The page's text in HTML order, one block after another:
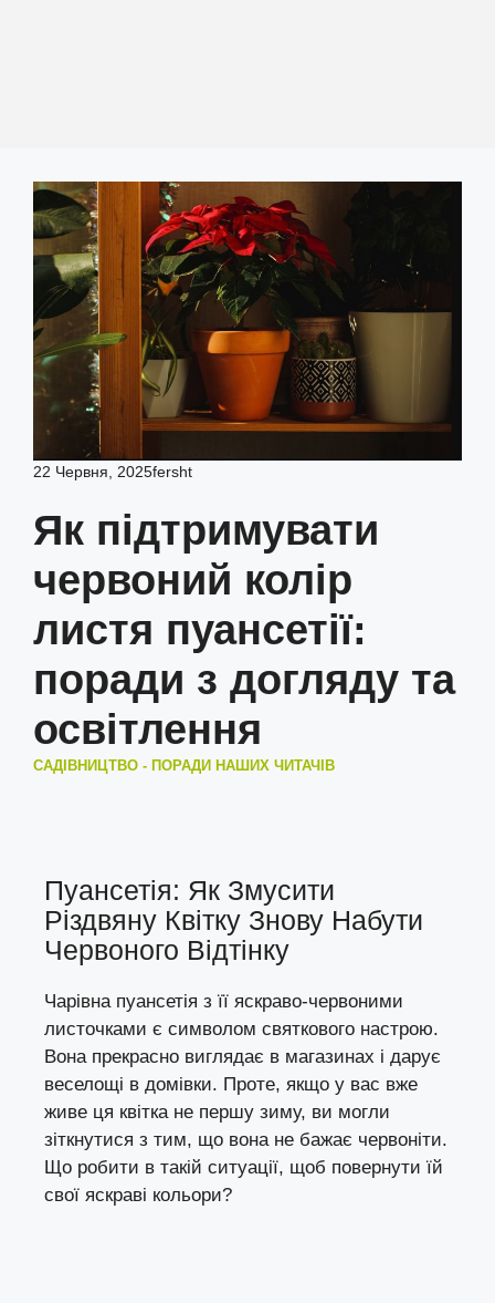
22 Червня, 2025fersht
Як підтримувати
червоний колір
листя пуансетії:
поради з догляду та
освітлення
САДІВНИЦТВО - ПОРАДИ НАШИХ ЧИТАЧІВ
Пуансетія: Як Змусити
Різдвяну Квітку Знову Набути
Червоного Відтінку
Чарівна пуансетія з її яскраво-червоними
листочками є символом святкового настрою.
Вона прекрасно виглядає в магазинах і дарує
веселощі в домівки. Проте, якщо у вас вже
живе ця квітка не першу зиму, ви могли
зіткнутися з тим, що вона не бажає червоніти.
Що робити в такій ситуації, щоб повернути їй
свої яскраві кольори?